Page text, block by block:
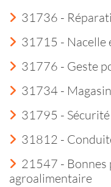
31736 -
31715 - Nacelle
31776 - Geste
31734 -
31795 -
31812 -
21547 - Bonnes
agroalimentaire